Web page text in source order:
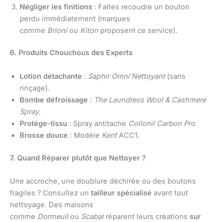
Négliger les finitions : Faites recoudre un bouton
perdu immédiatement (marques
comme Brioniou Kiton proposent ce service).
6. Produits Chouchous des Experts
Lotion détachante : Saphir Omni’Nettoyant(sans
rinçage).
Bombe défroissage : The Laundress Wool & Cashmere
Spray.
Protège-tissu : Spray antitache Collonil Carbon Pro.
Brosse douce : Modèle KentACC1.
7. Quand Réparer plutôt que Nettoyer ?
Une accroche, une doublure déchirée ou des boutons
fragiles ? Consultez un tailleur spécialisé avant tout
nettoyage. Des maisons
comme Dormeuilou Scabalréparent leurs créations sur